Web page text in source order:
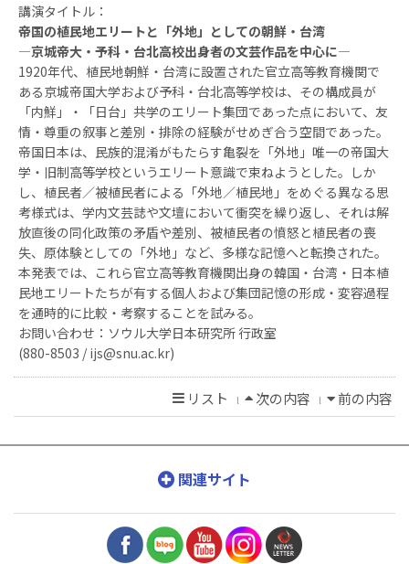
講演タイトル：
帝国の植民地エリートと「外地」としての朝鮮・台湾
―京城帝大・予科・台北高校出身者の文芸作品を中心に―
1920年代、植民地朝鮮・台湾に設置された官立高等教育機関で
ある京城帝国大学および予科・台北高等学校は、その構成員が
「内鮮」・「日台」共学のエリート集団であった点において、友
情・尊重の叙事と差別・排除の経験がせめぎ合う空間であった。
帝国日本は、民族的混淆がもたらす亀裂を「外地」唯一の帝国大
学・旧制高等学校というエリート意識で束ねようとした。しか
し、植民者／被植民者による「外地／植民地」をめぐる異なる思
考様式は、学内文芸誌や文壇において衝突を繰り返し、それは解
放直後の同化政策の矛盾や差別、被植民者の憤怒と植民者の喪
失、原体験としての「外地」など、多様な記憶へと転換された。
本発表では、これら官立高等教育機関出身の韓国・台湾・日本植
民地エリートたちが有する個人および集団記憶の形成・変容過程
を通時的に比較・考察することを試みる。
お問い合わせ：ソウル大学日本研究所 行政室
(880-8503 / ijs@snu.ac.kr)
リスト l 次の内容 l 前の内容
関連サイト